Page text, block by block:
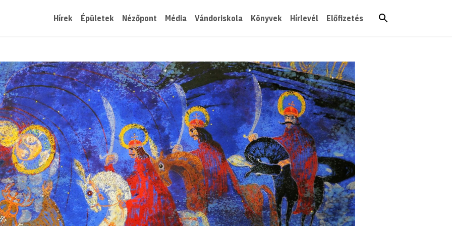
Hírek Épületek Nézőpont Média Vándoriskola Könyvek Hírlevél Előfizetés